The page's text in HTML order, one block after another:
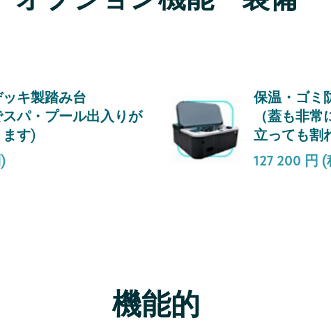
キ製踏み台
スパ・プール出入りが
ます)
保温・ゴミ
（蓋も非
立っても割
127 200 円
機能的